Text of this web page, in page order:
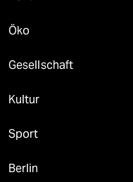
Öko
Gesellschaft
Kultur
Sport
Berlin